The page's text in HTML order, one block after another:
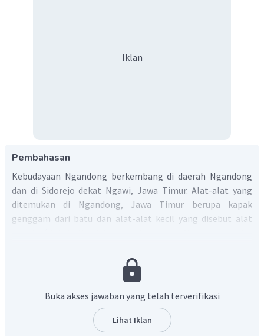
Iklan
Pembahasan
Kebudayaan Ngandong berkembang di daerah Ngandong
dan di Sidorejo dekat Ngawi, Jawa Timur. Alat-alat yang
ditemukan di Ngandong, Jawa Timur berupa kapak
genggam dari batu dan alat-alat kecil yang disebut alat
kapak genggam bersama tulang-tulang binatang dan
Homo Soloensis
Alat-alat dari Ngandong berasal dari lapisan yang
Buka akses jawaban yang telah terverifikasi
Lihat Iklan